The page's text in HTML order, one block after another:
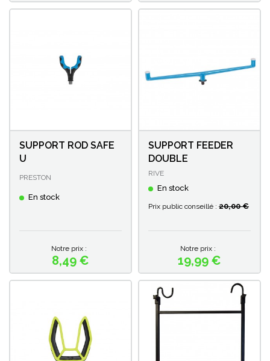
SUPPORT ROD SAFE
U
PRESTON
En stock
Prix
Notre prix :
8,49 €
SUPPORT FEEDER
DOUBLE
RIVE
En stock
Prix public conseillé : 20,00 €
Prix
Notre prix :
19,99 €